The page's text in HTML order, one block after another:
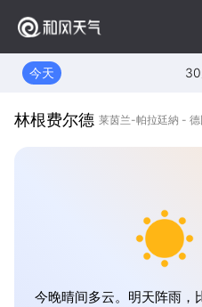
今天
林根费尔德 莱茵兰-帕拉廷納 - 德
今晚晴间多云。明天阵雨，